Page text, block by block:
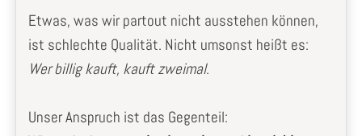
Etwas, was wir partout nicht ausstehen können,
ist schlechte Qualität. Nicht umsonst heißt es:
Wer billig kauft, kauft zweimal.
Unser Anspruch ist das Gegenteil: